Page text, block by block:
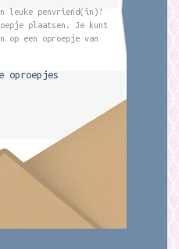
leuke penvriend(in)?
plaatsen. Je kunt
op een oproepje van
oproepjes